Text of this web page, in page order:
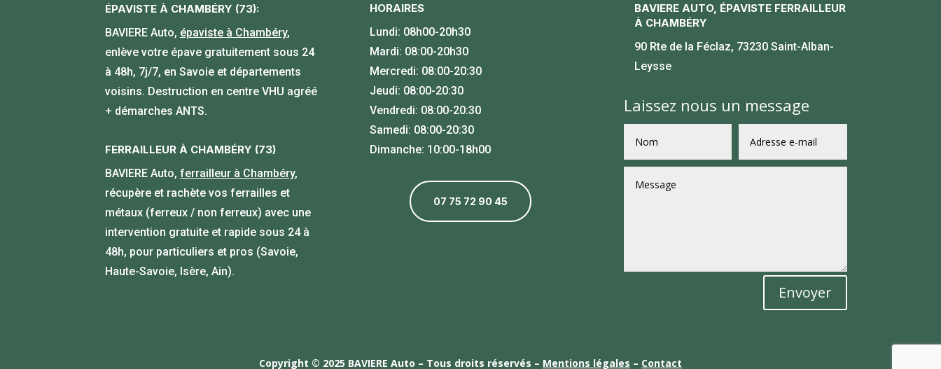
ÉPAVISTE À CHAMBÉRY (73):
BAVIERE Auto, épaviste à Chambéry,
enlève votre épave gratuitement sous 24
à 48h, 7j/7, en Savoie et départements
voisins. Destruction en centre VHU agréé
+ démarches ANTS.
FERRAILLEUR À CHAMBÉRY (73)
BAVIERE Auto, ferrailleur à Chambéry,
récupère et rachète vos ferrailles et
métaux (ferreux / non ferreux) avec une
intervention gratuite et rapide sous 24 à
48h, pour particuliers et pros (Savoie,
Haute-Savoie, Isère, Ain).
HORAIRES
Lundi: 08h00-20h30
Mardi: 08:00-20h30
Mercredi: 08:00-20:30
Jeudi: 08:00-20:30
Vendredi: 08:00-20:30
Samedi: 08:00-20:30
Dimanche: 10:00-18h00
07 75 72 90 45
BAVIERE AUTO, ÉPAVISTE FERRAILLEUR
À CHAMBÉRY
90 Rte de la Féclaz, 73230 Saint-Alban-
Leysse
Laissez nous un message
Envoyer
Copyright © 2025 BAVIERE Auto – Tous droits réservés – Mentions légales – Contact